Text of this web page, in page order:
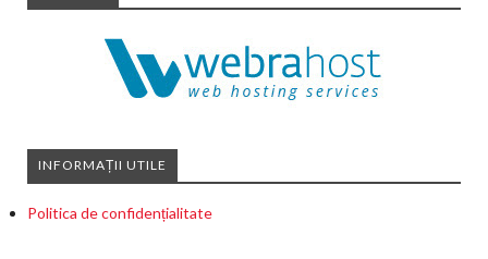
INFORMAȚII UTILE
Politica de confidențialitate